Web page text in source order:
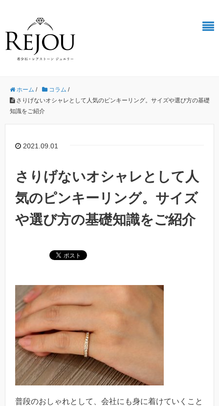
ホーム / コラム /
さりげないオシャレとして人気のピンキーリング。サイズや選び方の基礎
知識をご紹介
2021.09.01
さりげないオシャレとして人
気のピンキーリング。サイズ
や選び方の基礎知識をご紹介
普段のおしゃれとして、会社にも身に着けていくこと